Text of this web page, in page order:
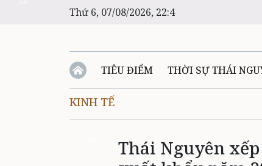
Thứ 6, 07/08/2026, 22:4
TIÊU ĐIỂM THỜI SỰ THÁI
KINH TẾ
Thái Nguyên